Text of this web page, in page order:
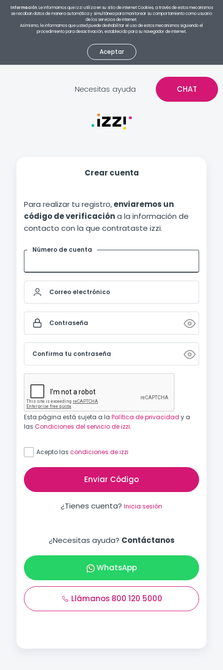
Información. Le informamos que izzi utiliza en su sitio de internet Cookies, a través de estos mecanismos
se recaban datos de manera automática y simultánea para monitorear su comportamiento como usuario
de los servicios de internet.
Asímismo, le informamos que usted puede deshabilitar el uso de estos mecanismos siguiendo el
procedimiento para desactivación, establecido para su navegador de internet.
Aceptar
Necesitas ayuda CHAT
Crear cuenta
Para realizar tu registro,enviaremos un
código de verificacióna la información de
contacto con la que contrataste izzi.
Número de cuenta
Correo electrónico
Contraseña
Confirma tu contraseña
Esta página está sujeta a la Política de privacidad y a
las Condiciones del servicio de izzi.
Acepto las condiciones de izzi
Enviar Código
¿Tienes cuenta? Inicia sesión
¿Necesitas ayuda? Contáctanos
WhatsApp
Llámanos 800 120 5000